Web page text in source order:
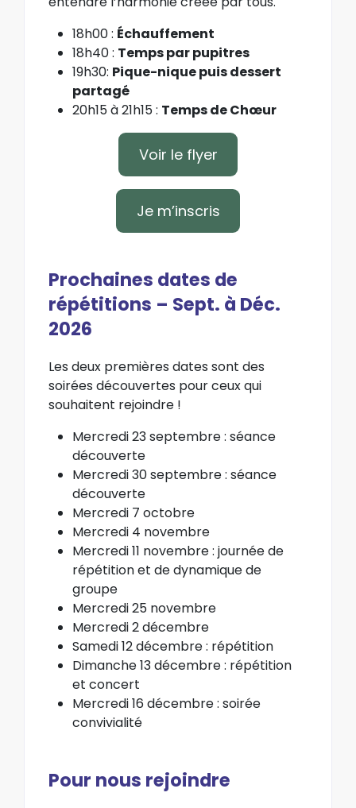
18h00 : Échauffement
18h40 : Temps par pupitres
19h30: Pique-nique puis dessert
partagé
20h15 à 21h15 : Temps de Chœur
Voir le flyer
Je m’inscris
Prochaines dates de
répétitions – Sept. à Déc.
2026
Les deux premières dates sont des
soirées découvertes pour ceux qui
souhaitent rejoindre !
Mercredi 23 septembre : séance
découverte
Mercredi 30 septembre : séance
découverte
Mercredi 7 octobre
Mercredi 4 novembre
Mercredi 11 novembre : journée de
répétition et de dynamique de
groupe
Mercredi 25 novembre
Mercredi 2 décembre
Samedi 12 décembre : répétition
Dimanche 13 décembre : répétition
et concert
Mercredi 16 décembre : soirée
convivialité
Pour nous rejoindre